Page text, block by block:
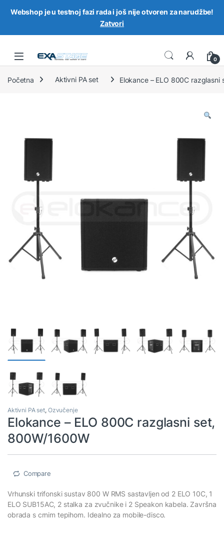
Skip to navigation
Skip to content
0
Početna Aktivni PA set Elokance – ELO 800C
Aktivni PA set, Ozvučenje
Elokance – ELO 800C razglasni set,
800W/1600W
Compare
Vrhunski trifonski sustav 800 W RMS sastavljen od 2 ELO 10C, 1
ELO SUB15AC, 2 stalka za zvučnike i 2 Speakon kabela. Završna
obrada s crnim tepihom. Idealno za mobile-disco.
Webshop je u testnoj fazi rada i još nije otvoren za narudžbe!
Zatvori